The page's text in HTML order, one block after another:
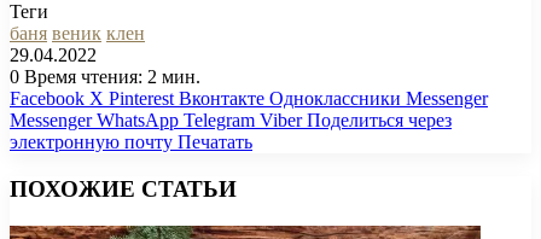
Теги
баня веник клен
29.04.2022
0 Время чтения: 2 мин.
Facebook X Pinterest Вконтакте Одноклассники Messenger
Messenger WhatsApp Telegram Viber Поделиться через
электронную почту Печатать
ПОХОЖИЕ СТАТЬИ